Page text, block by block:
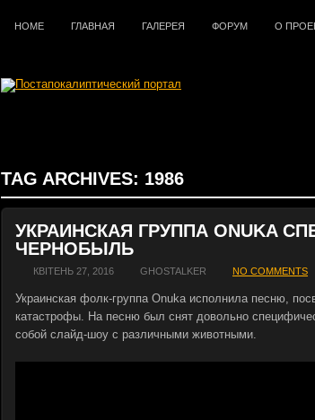
HOME ГЛАВНАЯ ГАЛЕРЕЯ ФОРУМ О
TAG ARCHIVES: 1986
УКРАИНСКАЯ ГРУППА ONUKA
ЧЕРНОБЫЛЬ
КВІТЕНЬ 27, 2016 GHOSTALKER NO COMMENTS
Украинская фолк-группа Onuka исполнила песню,
катастрофы. На песню был снят довольно
собой слайд-шоу с различными животными.